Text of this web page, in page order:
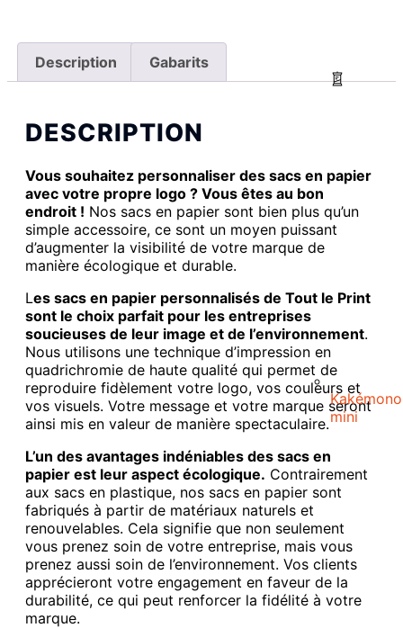
Kakémono
mini
Description Gabarits
DESCRIPTION
Vous souhaitez personnaliser des sacs en papier
avec votre propre logo ? Vous êtes au bon
endroit ! Nos sacs en papier sont bien plus qu’un
simple accessoire, ce sont un moyen puissant
d’augmenter la visibilité de votre marque de
manière écologique et durable.
Les sacs en papier personnalisés de Tout le Print
sont le choix parfait pour les entreprises
soucieuses de leur image et de l’environnement.
Nous utilisons une technique d’impression en
quadrichromie de haute qualité qui permet de
reproduire fidèlement votre logo, vos couleurs et
vos visuels. Votre message et votre marque seront
ainsi mis en valeur de manière spectaculaire.
L’un des avantages indéniables des sacs en
papier est leur aspect écologique. Contrairement
aux sacs en plastique, nos sacs en papier sont
fabriqués à partir de matériaux naturels et
renouvelables. Cela signifie que non seulement
vous prenez soin de votre entreprise, mais vous
prenez aussi soin de l’environnement. Vos clients
apprécieront votre engagement en faveur de la
durabilité, ce qui peut renforcer la fidélité à votre
marque.